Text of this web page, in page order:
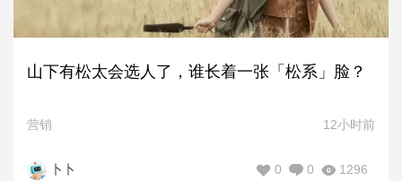
山下有松太会选人了，谁长着一张「松系」脸？
营销 12小时前
卜卜 1296
0
0